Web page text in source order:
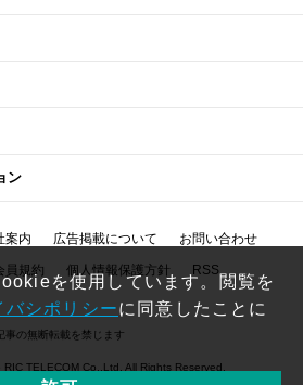
ン
案内 広告掲載について お問い合わせ
員規約 個人情報保護方針 RSS
事の無断転載を禁じます
TELECOM Co.,Ltd. All Rights Reserved.
を使用しています。閲覧を
バシポリシーに同意したことに